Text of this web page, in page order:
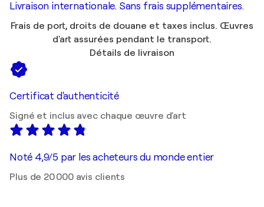
Livraison internationale. Sans frais supplémentaires.
Frais de port, droits de douane et taxes inclus. Œuvres
d'art assurées pendant le transport.
Détails de livraison
Certificat d'authenticité
Signé et inclus avec chaque œuvre d'art
Noté 4,9/5 par les acheteurs du monde entier
Plus de 20 000 avis clients